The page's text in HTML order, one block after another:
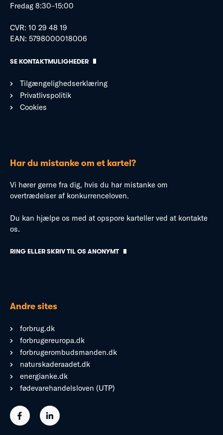
Fredag 8:30–15:00
CVR: 10 29 48 19
EAN: 5798000018006
SE KONTAKTMULIGHEDER
Tilgængelighedserklæring
Privatlivspolitik
Cookies
Har du mistanke om et kartel?
Vi hører gerne fra dig, hvis du har mistanke om
overtrædelser af konkurrenceloven.
Du kan hjælpe os med at opspore karteller ved at kontakte
os.
RING ELLER SKRIV TIL OS ANONYMT
Andre sites
forbrug.dk
forbrugereuropa.dk
forbrugerombudsmanden.dk
naturskaderaadet.dk
energianke.dk
fødevarehandelsloven (UTP)